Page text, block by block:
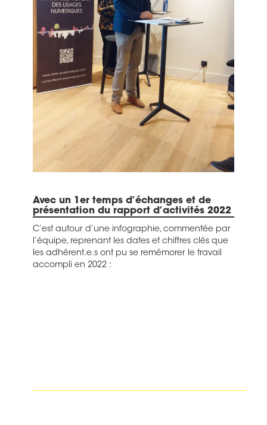
Avec un 1er temps d’échanges et de
présentation du rapport d’activités 2022
C’est autour d’une infographie, commentée par
l’équipe, reprenant les dates et chiffres clés que
les adhérent.e.s ont pu se remémorer le travail
accompli en 2022 :